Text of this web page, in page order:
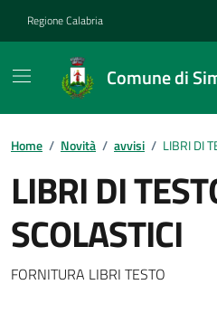
Regione Calabria
Comune di
Home / Novità / avvisi / LIBRI DI
LIBRI DI
SCOLASTICI
Dettagli della
FORNITURA LIBRI TESTO